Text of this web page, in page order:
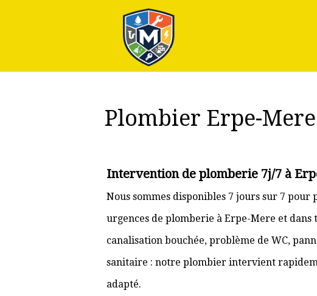
Plombier Erpe-Mere
Intervention de plomberie 7j/7 à
Nous sommes disponibles 7 jours sur 7 pour
urgences de plomberie à Erpe-Mere et dans
canalisation bouchée, problème de WC,
sanitaire : notre plombier intervient
adapté.